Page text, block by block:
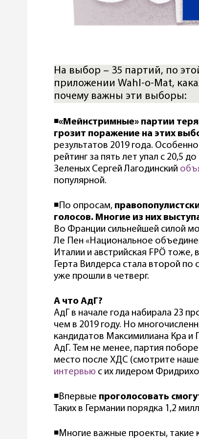
На выбор – 35 партий, по
приложении Wahl-o-Mat,
почему важны эти выборы:
◾️«Мейнстримные» партии
грозит поражение на этих
результатов 2019 года.
рейтинг за пять лет упал с 20,5
Зеленых Сергей Лагодинский
популярной.
◾️По опросам,
голосов. Многие из них
Во Франции сильнейшей силой
Ле Пен «Национальное
Италии и австрийская FPÖ
Герта Вилдерса стала второй
уже прошли в четверг.
А что АдГ?
АдГ в начале года набирала 23
чем в 2019 году. Но
кандидатов Максимилиана Кра и
АдГ. Тем не менее, партия
место после ХДС (смотрите наше
интервью с их лидером
◾️Впервые проголосовать
Таких в Германии порядка 1,2
◾️Многие важные проекты, такие